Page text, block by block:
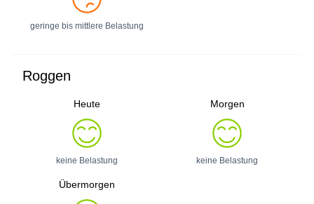
geringe bis mittlere Belastung
Roggen
Heute
keine Belastung
Morgen
keine Belastung
Übermorgen